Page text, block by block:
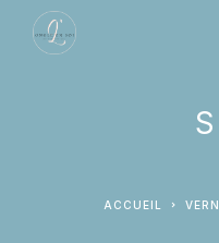
ACCUEIL